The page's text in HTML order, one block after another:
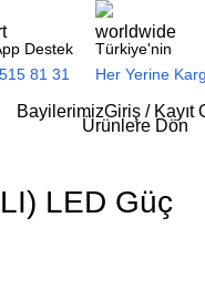
Destek
81 31
Türkiye'nin
Her Yerine
BayilerimizGiriş / Kayıt
Ürünlere Dön
LED Güç